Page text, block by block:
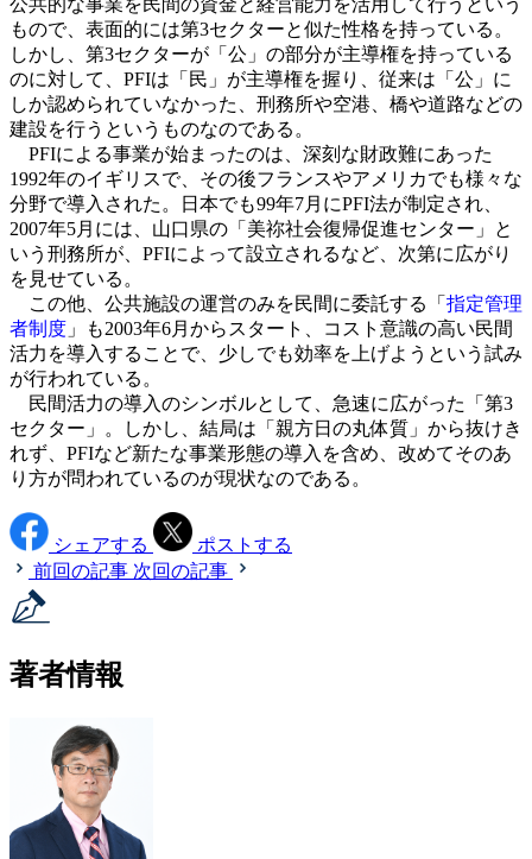
公共的な事業を民間の資金と経営能力を活用して行うという
もので、表面的には第3セクターと似た性格を持っている。
しかし、第3セクターが「公」の部分が主導権を持っている
のに対して、PFIは「民」が主導権を握り、従来は「公」に
しか認められていなかった、刑務所や空港、橋や道路などの
建設を行うというものなのである。
PFIによる事業が始まったのは、深刻な財政難にあった
1992年のイギリスで、その後フランスやアメリカでも様々な
分野で導入された。日本でも99年7月にPFI法が制定され、
2007年5月には、山口県の「美祢社会復帰促進センター」と
いう刑務所が、PFIによって設立されるなど、次第に広がり
を見せている。
この他、公共施設の運営のみを民間に委託する「 指定管理
者制度 」も2003年6月からスタート、コスト意識の高い民間
活力を導入することで、少しでも効率を上げようという試み
が行われている。
民間活力の導入のシンボルとして、急速に広がった「第3
セクター」。しかし、結局は「親方日の丸体質」から抜けき
れず、PFIなど新たな事業形態の導入を含め、改めてそのあ
り方が問われているのが現状なのである。
シェアする
ポストする
前回の記事 次回の記事
著者情報